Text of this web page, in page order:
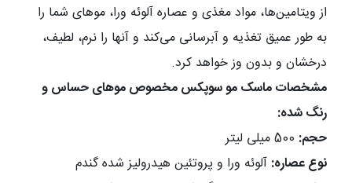
از ویتامین‌ها، مواد مغذی و عصاره آلوئه ورا، موهای شما را
به طور عمیق تغذیه و آبرسانی می‌کند و آنها را نرم، لطیف،
درخشان و بدون وز خواهد کرد.
مشخصات ماسک مو سوپکس مخصوص موهای حساس و
رنگ شده:
حجم:
نوع عصاره: آلوئه ورا و پروتئین هیدرولیز شده گندم